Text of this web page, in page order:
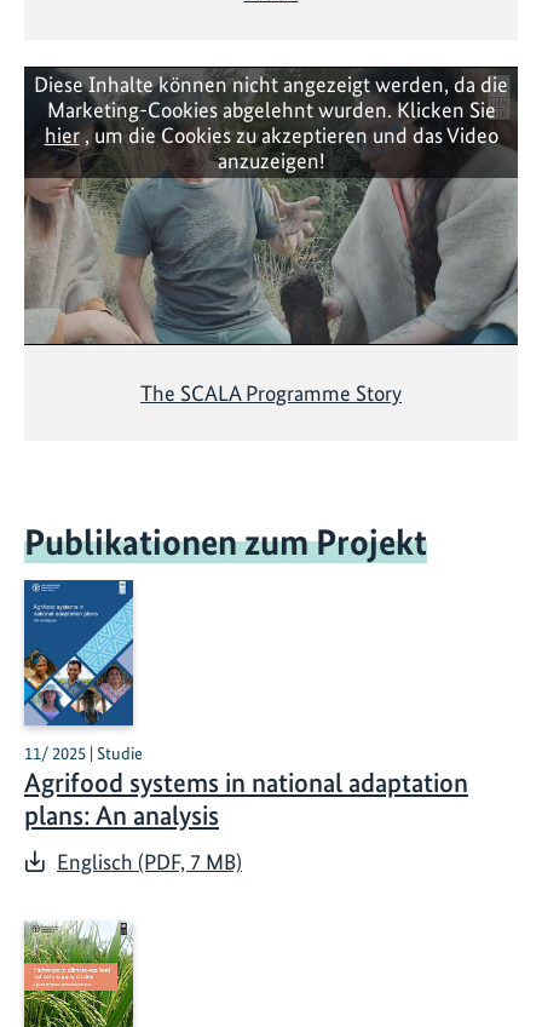
Diese Inhalte können nicht angezeigt werden, da die
Marketing-Cookies abgelehnt wurden. Klicken Sie
hier, um die Cookies zu akzeptieren und das Video
anzuzeigen!
The SCALA Programme Story
Publikationen zum Projekt
11/ 2025 | Studie
Agrifood systems in national adaptation
plans: An analysis
Englisch (PDF, 7 MB)